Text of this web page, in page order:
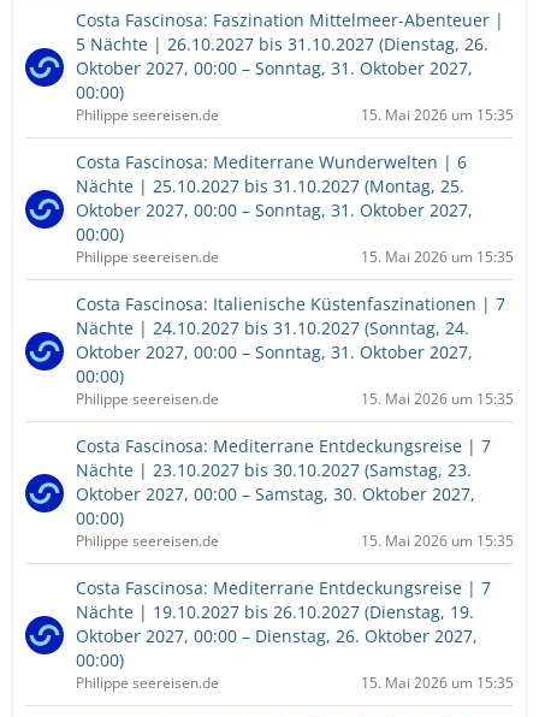
Costa Fascinosa: Faszination Mittelmeer-Abenteuer |
5 Nächte | 26.10.2027 bis 31.10.2027 (Dienstag, 26.
Oktober 2027, 00:00 – Sonntag, 31. Oktober 2027,
00:00)
Philippe seereisen.de 15. Mai 2026 um 15:35
Costa Fascinosa: Mediterrane Wunderwelten | 6
Nächte | 25.10.2027 bis 31.10.2027 (Montag, 25.
Oktober 2027, 00:00 – Sonntag, 31. Oktober 2027,
00:00)
Philippe seereisen.de 15. Mai 2026 um 15:35
Costa Fascinosa: Italienische Küstenfaszinationen | 7
Nächte | 24.10.2027 bis 31.10.2027 (Sonntag, 24.
Oktober 2027, 00:00 – Sonntag, 31. Oktober 2027,
00:00)
Philippe seereisen.de 15. Mai 2026 um 15:35
Costa Fascinosa: Mediterrane Entdeckungsreise | 7
Nächte | 23.10.2027 bis 30.10.2027 (Samstag, 23.
Oktober 2027, 00:00 – Samstag, 30. Oktober 2027,
00:00)
Philippe seereisen.de 15. Mai 2026 um 15:35
Costa Fascinosa: Mediterrane Entdeckungsreise | 7
Nächte | 19.10.2027 bis 26.10.2027 (Dienstag, 19.
Oktober 2027, 00:00 – Dienstag, 26. Oktober 2027,
00:00)
Philippe seereisen.de 15. Mai 2026 um 15:35